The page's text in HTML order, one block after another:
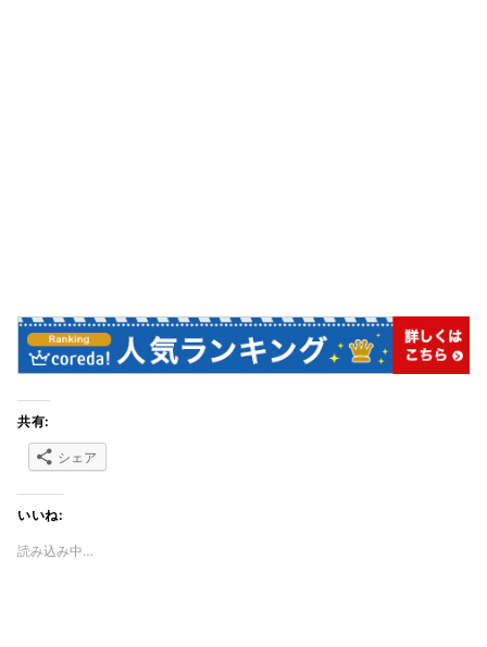
共有:
シェア
いいね:
読み込み中…